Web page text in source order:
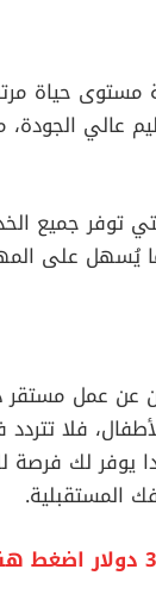
مستوى حياة
عالي
توفر جميع
يُسهل على
عن عمل
فلا
يوفر لك
المستقبلية.